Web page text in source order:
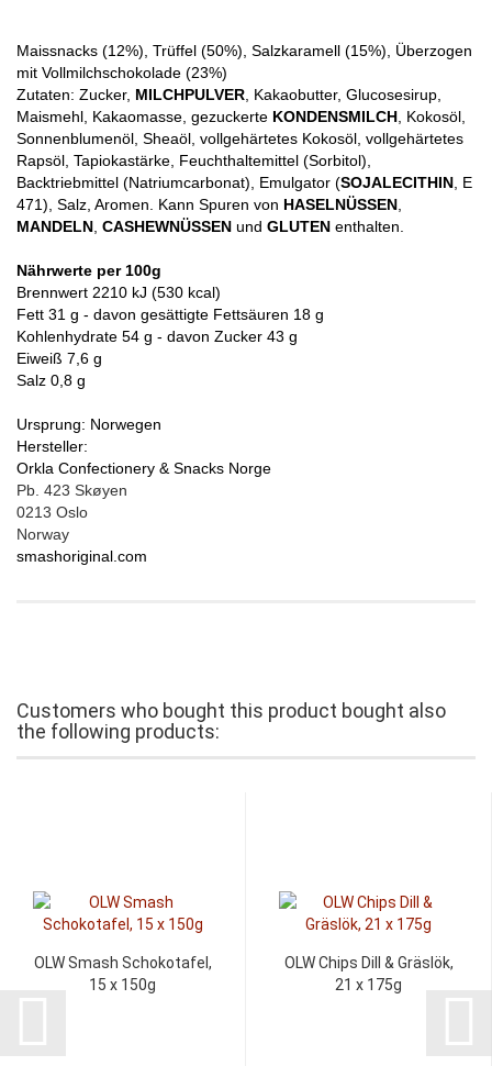
Maissnacks (12%), Trüffel (50%), Salzkaramell (15%), Überzogen
mit Vollmilchschokolade (23%)
Zutaten: Zucker, MILCHPULVER , Kakaobutter, Glucosesirup,
Maismehl, Kakaomasse, gezuckerte KONDENSMILCH , Kokosöl,
Sonnenblumenöl, Sheaöl, vollgehärtetes Kokosöl, vollgehärtetes
Rapsöl, Tapiokastärke, Feuchthaltemittel (Sorbitol),
Backtriebmittel (Natriumcarbonat), Emulgator (SOJALECITHIN , E
471), Salz, Aromen. Kann Spuren von HASELNÜSSEN
MANDELN CASHEWNÜSSEN und GLUTEN enthalten.
Nährwerte per 100g
Brennwert 2210 kJ (530 kcal)
Fett 31 g - davon gesättigte Fettsäuren 18 g
Kohlenhydrate 54 g - davon Zucker 43 g
Eiweiß 7,6 g
Salz 0,8 g
Ursprung: Norwegen
Hersteller:
Orkla Confectionery & Snacks Norge
Pb. 423 Skøyen
0213 Oslo
Norway
smashoriginal.com
Customers who bought this product bought also
the following products:
OLW Smash Schokotafel,
15 x 150g
OLW Chips Dill & Gräslök,
21 x 175g